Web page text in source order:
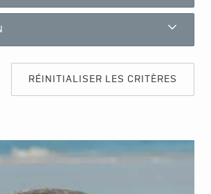
RÉINITIALISER LES CRITÈRES